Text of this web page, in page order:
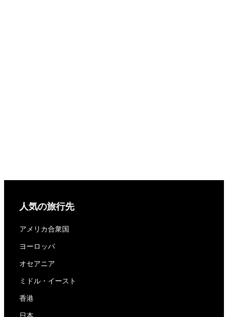
人気の旅行先
アメリカ合衆国
ヨーロッパ
オセアニア
ミドル・イースト
香港